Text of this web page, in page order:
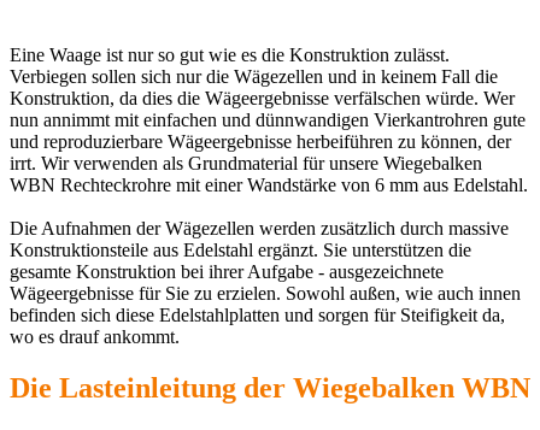
Eine Waage ist nur so gut wie es die Konstruktion zulässt.
Verbiegen sollen sich nur die Wägezellen und in keinem Fall die
Konstruktion, da dies die Wägeergebnisse verfälschen würde. Wer
nun annimmt mit einfachen und dünnwandigen Vierkantrohren gute
und reproduzierbare Wägeergebnisse herbeiführen zu können, der
irrt. Wir verwenden als Grundmaterial für unsere Wiegebalken
WBN Rechteckrohre mit einer Wandstärke von 6 mm aus Edelstahl.
Die Aufnahmen der Wägezellen werden zusätzlich durch massive
Konstruktionsteile aus Edelstahl ergänzt. Sie unterstützen die
gesamte Konstruktion bei ihrer Aufgabe - ausgezeichnete
Wägeergebnisse für Sie zu erzielen. Sowohl außen, wie auch innen
befinden sich diese Edelstahlplatten und sorgen für Steifigkeit da,
wo es drauf ankommt.
Die Lasteinleitung der Wiegebalken WBN